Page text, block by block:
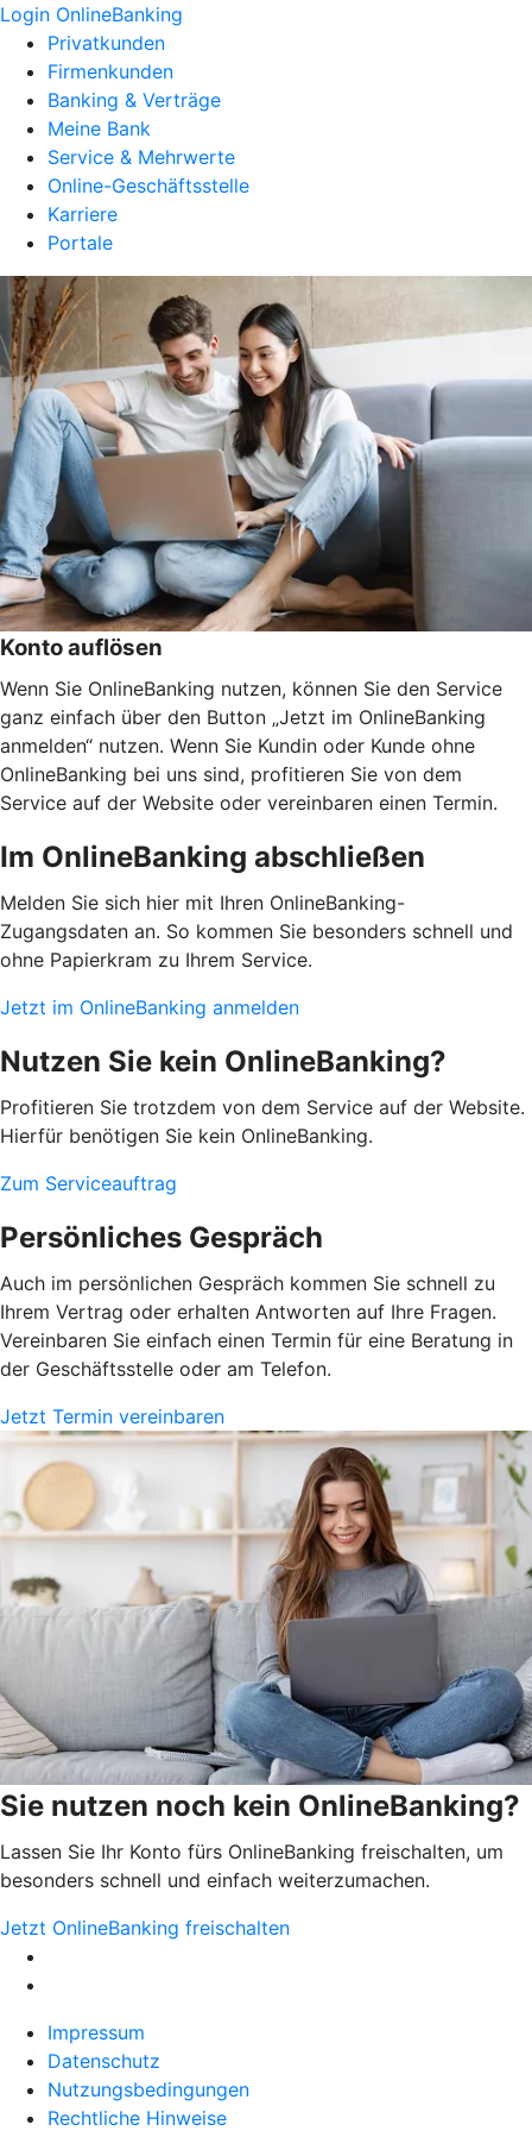
Login OnlineBanking
Privatkunden
Firmenkunden
Banking & Verträge
Meine Bank
Service & Mehrwerte
Online-Geschäftsstelle
Karriere
Portale
Konto auflösen
Wenn Sie OnlineBanking nutzen, können Sie den Service
ganz einfach über den Button „Jetzt im OnlineBanking
anmelden“ nutzen. Wenn Sie Kundin oder Kunde ohne
OnlineBanking bei uns sind, profitieren Sie von dem
Service auf der Website oder vereinbaren einen Termin.
Im OnlineBanking abschließen
Melden Sie sich hier mit Ihren OnlineBanking-
Zugangsdaten an. So kommen Sie besonders schnell und
ohne Papierkram zu Ihrem Service.
Jetzt im OnlineBanking anmelden
Nutzen Sie kein OnlineBanking?
Profitieren Sie trotzdem von dem Service auf der Website.
Hierfür benötigen Sie kein OnlineBanking.
Zum Serviceauftrag
Persönliches Gespräch
Auch im persönlichen Gespräch kommen Sie schnell zu
Ihrem Vertrag oder erhalten Antworten auf Ihre Fragen.
Vereinbaren Sie einfach einen Termin für eine Beratung in
der Geschäftsstelle oder am Telefon.
Jetzt Termin vereinbaren
Sie nutzen noch kein OnlineBanking?
Lassen Sie Ihr Konto fürs OnlineBanking freischalten, um
besonders schnell und einfach weiterzumachen.
Jetzt OnlineBanking freischalten
Impressum
Datenschutz
Nutzungsbedingungen
Rechtliche Hinweise